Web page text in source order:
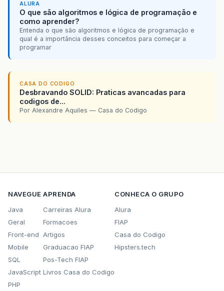
ALURA
O que são algoritmos e lógica de programação e
como aprender?
Entenda o que são algoritmos e lógica de programação e
qual é a importância desses conceitos para começar a
programar
CASA DO CODIGO
Desbravando SOLID: Praticas avancadas para
codigos de...
Por Alexandre Aquiles — Casa do Codigo
NAVEGUE
Java
Geral
Front-end
Mobile
SQL
JavaScript
PHP
APRENDA
Carreiras Alura
Formacoes
Artigos
Graduacao FIAP
Pos-Tech FIAP
Livros Casa do Codigo
CONHECA O GRUPO
Alura
FIAP
Casa do Codigo
Hipsters.tech